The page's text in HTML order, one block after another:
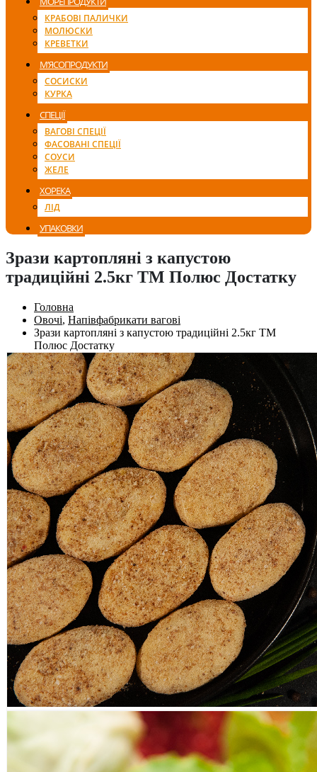
КРАБОВІ ПАЛИЧКИ
МОЛЮСКИ
КРЕВЕТКИ
М’ЯСОПРОДУКТИ
СОСИСКИ
КУРКА
СПЕЦІЇ
ВАГОВІ СПЕЦІЇ
ФАСОВАНІ СПЕЦІЇ
СОУСИ
ЖЕЛЕ
ХОРЕКА
ЛІД
УПАКОВКИ
Зрази картопляні з капустою
традиційні 2.5кг ТМ Полюс Достатку
Головна
Овочі, Напівфабрикати вагові
Зрази картопляні з капустою традиційні 2.5кг ТМ
Полюс Достатку